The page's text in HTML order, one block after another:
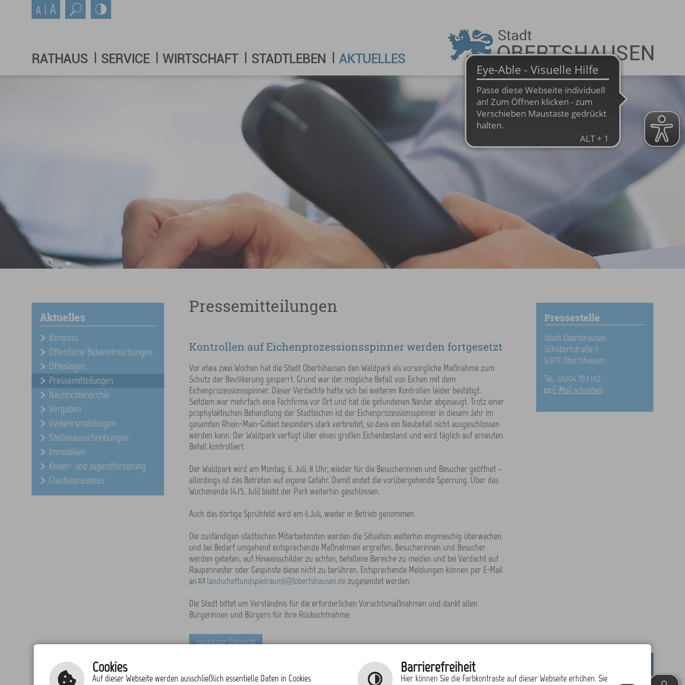
RATHAUS SERVICE WIRTSCHAFT STADTLEBEN AKTUELLES
Aktuelles
Kompass
Öffentliche Bekanntmachungen
Offenlagen
Pressemitteilungen
Nachrichtenarchiv
Vergaben
Verkehrsmeldungen
Stellenausschreibungen
Immobilien
Kinder- und Jugendförderung
Glasfaserausbau
Pressemitteilungen
Kontrollen auf Eichenprozessionsspinner werden fortgesetzt
Vor etwa zwei Wochen hat die Stadt Obertshausen den Waldpark als vorsorgliche Maßnahme zum
Schutz der Bevölkerung gesperrt. Grund war der mögliche Befall von Eichen mit dem
Eichenprozessionsspinner. Dieser Verdachte hatte sich bei weiteren Kontrollen leider bestätigt.
Seitdem war mehrfach eine Fachfirma vor Ort und hat die gefundenen Nester abgesaugt. Trotz einer
prophylaktischen Behandlung der Stadteichen ist der Eichenprozessionsspinner in diesem Jahr im
gesamten Rhein-Main-Gebiet besonders stark verbreitet, so dass ein Neubefall nicht ausgeschlossen
werden kann. Der Waldpark verfügt über einen großen Eichenbestand und wird täglich auf erneuten
Befall kontrolliert.
Der Waldpark wird am Montag, 6. Juli, 8 Uhr, wieder für die Besucherinnen und Besucher geöffnet –
allerdings ist das Betreten auf eigene Gefahr. Damit endet die vorübergehende Sperrung. Über das
Wochenende (4./5. Juli) bleibt der Park weiterhin geschlossen.
Auch das dortige Sprühfeld wird am 6.Juli, wieder in Betrieb genommen.
Die zuständigen städtischen Mitarbeitenden werden die Situation weiterhin engmaschig überwachen
und bei Bedarf umgehend entsprechende Maßnahmen ergreifen. Besucherinnen und Besucher
werden gebeten, auf Hinweisschilder zu achten, befallene Bereiche zu meiden und bei Verdacht auf
Raupennester oder Gespinste diese nicht zu berühren. Entsprechende Meldungen können per E-Mail
an
landschaftundspielraum(@)obertshausen.dezugesendet werden.
Die Stadt bittet um Verständnis für die erforderlichen Vorsichtsmaßnahmen und dankt allen
Bürgerinnen und Bürgern für ihre Rücksichtnahme.
zurück zur Übersicht
Pressestelle
Stadt Obertshausen
Schubertstraße 11
63179 Obertshausen
Tel.: 06104 703 1112
E-Mail schreiben
Cookies
Auf dieser Webseite werden ausschließlich essentielle Daten in Cookies
Barrierefreiheit
Hier können Sie die Farbkontraste auf dieser Webseite erhöhen. Sie